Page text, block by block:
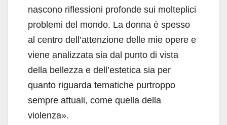
nascono riflessioni profonde sui molteplici
problemi del mondo. La donna è spesso
al centro dell’attenzione delle mie opere e
viene analizzata sia dal punto di vista
della bellezza e dell’estetica sia per
quanto riguarda tematiche purtroppo
sempre attuali, come quella della
violenza».